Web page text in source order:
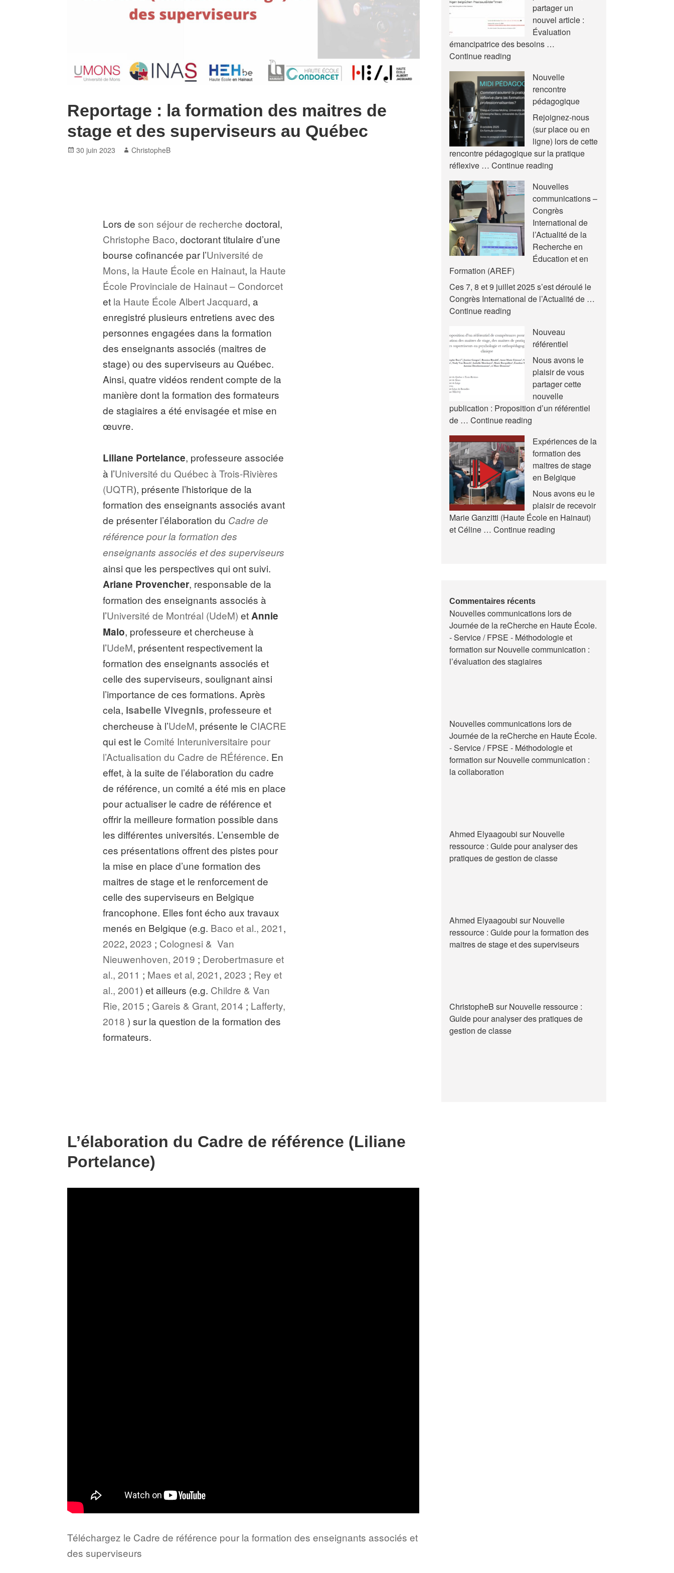
Reportage : la formation des maitres de
stage et des superviseurs au Québec
Posted
30 juin 2023 Author
ChristopheB
Lors de son séjour de recherche doctoral,
Christophe Baco, doctorant titulaire d’une
bourse cofinancée par l’Université de
Mons, la Haute École en Hainaut, la Haute
École Provinciale de Hainaut – Condorcet
et la Haute École Albert Jacquard, a
enregistré plusieurs entretiens avec des
personnes engagées dans la formation
des enseignants associés (maitres de
stage) ou des superviseurs au Québec.
Ainsi, quatre vidéos rendent compte de la
manière dont la formation des formateurs
de stagiaires a été envisagée et mise en
œuvre.
Liliane Portelance, professeure associée
à l’Université du Québec à Trois-Rivières
(UQTR), présente l’historique de la
formation des enseignants associés avant
de présenter l’élaboration du Cadre de
référence pour la formation des
enseignants associés et des superviseurs
ainsi que les perspectives qui ont suivi.
Ariane Provencher, responsable de la
formation des enseignants associés à
l’Université de Montréal (UdeM) etAnnie
Malo, professeure et chercheuse à
l’UdeM, présentent respectivement la
formation des enseignants associés et
celle des superviseurs, soulignant ainsi
l’importance de ces formations. Après
cela, Isabelle Vivegnis, professeure et
chercheuse à l’UdeM, présente le CIACRE
qui est le Comité Interuniversitaire pour
l’Actualisation du Cadre de RÉférence. En
effet, à la suite de l’élaboration du cadre
de référence, un comité a été mis en place
pour actualiser le cadre de référence et
offrir la meilleure formation possible dans
les différentes universités. L’ensemble de
ces présentations offrent des pistes pour
la mise en place d’une formation des
maitres de stage et le renforcement de
celle des superviseurs en Belgique
francophone. Elles font écho aux travaux
menés en Belgique (e.g. Baco et al., 2021,
2022, 2023 ; Colognesi & Van
Nieuwenhoven, 2019 ; Derobertmasure et
al., 2011 ; Maes et al, 2021, 2023 ; Rey et
al., 2001) et ailleurs (e.g. Childre & Van
Rie, 2015 ; Gareis & Grant, 2014 ; Lafferty,
2018 ) sur la question de la formation des
formateurs.
L’élaboration du Cadre de référence (Liliane
Portelance)
Téléchargez le Cadre de référence pour la formation des enseignants associés et
des superviseurs
partager un
nouvel article :
Évaluation
émancipatrice des besoins …
Continue reading
Nouvelle
rencontre
pédagogique
Rejoignez-nous
(sur place ou en
ligne) lors de cette
rencontre pédagogique sur la pratique
réflexive …Continue reading
pédagogique
Nouvelles
communications –
Congrès
International de
l’Actualité de la
Recherche en
Éducation et en
Formation (AREF)
Ces 7, 8 et 9 juillet 2025 s’est déroulé le
Congrès International de l’Actualité de …
Continue reading
–
Congrès
International
l’Actualité
la
Recherche
Éducation
et
en
Formation
(AREF)
Nouveau
référentiel
Nous avons le
plaisir de vous
partager cette
nouvelle
publication : Proposition d’un référentiel
de …Continue reading
Expériences de la
formation des
maitres de stage
en Belgique
Nous avons eu le
plaisir de recevoir
Marie Ganzitti (Haute École en Hainaut)
et Céline …Continue reading
stage
en
Belgique
Commentaires récents
Nouvelles communications lors de
Journée de la reCherche en Haute École.
- Service / FPSE - Méthodologie et
formation surNouvelle communication :
l’évaluation des stagiaires
Nouvelles communications lors de
Journée de la reCherche en Haute École.
- Service / FPSE - Méthodologie et
formation surNouvelle communication :
la collaboration
Ahmed Elyaagoubi surNouvelle
ressource : Guide pour analyser des
pratiques de gestion de classe
Ahmed Elyaagoubi surNouvelle
ressource : Guide pour la formation des
maitres de stage et des superviseurs
ChristopheB surNouvelle ressource :
Guide pour analyser des pratiques de
gestion de classe